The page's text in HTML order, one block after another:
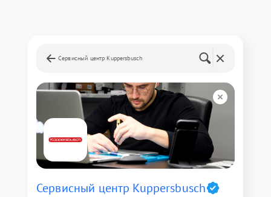
Сервисный центр Kuppersbusch
Сервисный центр Kuppersbusch